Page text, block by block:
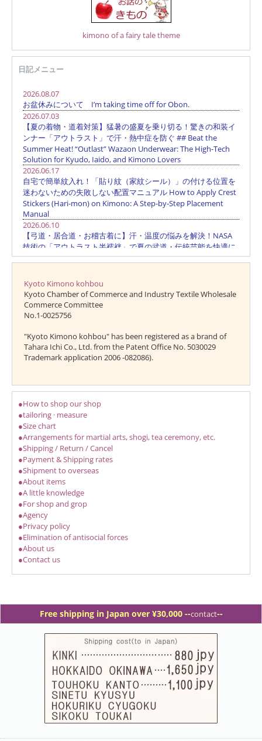
kimono of a fairy tale theme
日記メニュー
Kyoto Kimono kohbou
Kyoto Chamber of Commerce and Industry Textile Wholesale
Commerce Committee
No.1-0025756
"Kyoto Kimono kohbou" has been registered as a brand of
Tahara Ichi Co., Ltd. from the Patent Office No. 5030029
Trademark application 2006 -082086).
●How to shop our shop
●tailoring · measure
●Size chart
●Arrangements for martial arts, shogi, tea ceremony, etc.
●Shipping / Return / Cancel
●Payment & Shipping rates
●Shipment to overseas
●About items
●A little knowledge
●For shop and grop
●Agency
●Privacy policy
●Elimination of antisocial forces
●About us
●Contact us
Free shipping in Japan over ¥30,000 --contact--